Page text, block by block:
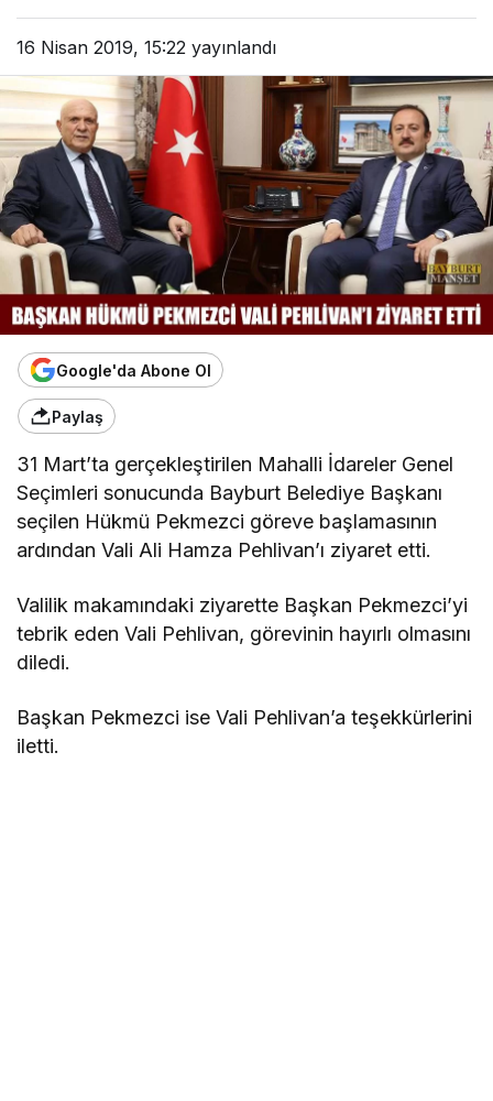
16 Nisan 2019, 15:22 yayınlandı
Google'da Abone Ol
Paylaş
31 Mart’ta gerçekleştirilen Mahalli İdareler Genel
Seçimleri sonucunda Bayburt Belediye Başkanı
seçilen Hükmü Pekmezci göreve başlamasının
ardından Vali Ali Hamza Pehlivan’ı ziyaret etti.
Valilik makamındaki ziyarette Başkan Pekmezci’yi
tebrik eden Vali Pehlivan, görevinin hayırlı olmasını
diledi.
Başkan Pekmezci ise Vali Pehlivan’a teşekkürlerini
iletti.